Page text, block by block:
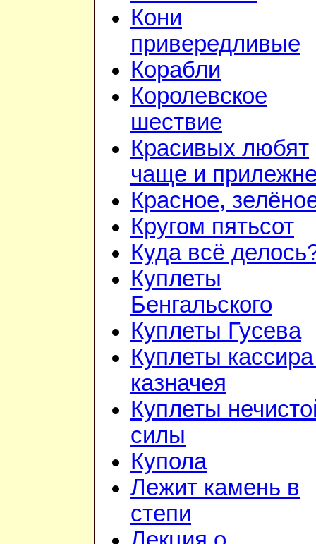
Кони
привередливые
Корабли
Королевское
шествие
Красивых любят
чаще и
Красное,
Кругом пятьсот
Куда всё
Куплеты
Бенгальского
Куплеты Гусева
Куплеты
казначея
Куплеты
силы
Купола
Лежит камень в
степи